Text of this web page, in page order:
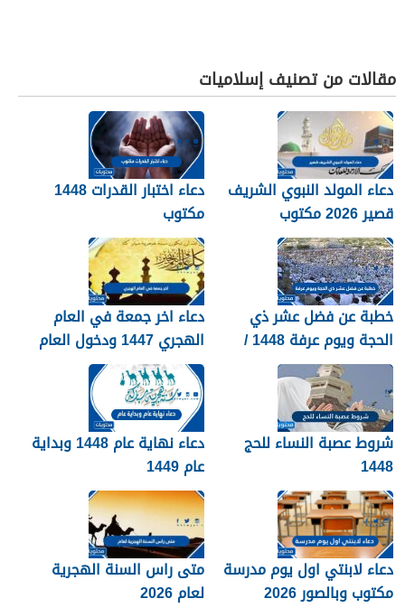
مقالات من تصنيف إسلاميات
دعاء المولد النبوي الشريف
قصير 2026 مكتوب
دعاء اختبار القدرات 1448
مكتوب
خطبة عن فضل عشر ذي
الحجة ويوم عرفة 1448 /
2026
دعاء اخر جمعة في العام
الهجري 1447 ودخول العام
الجديد 1448
شروط عصبة النساء للحج
1448
دعاء نهاية عام 1448 وبداية
عام 1449
دعاء لابنتي اول يوم مدرسة
مكتوب وبالصور 2026
متى راس السنة الهجرية
لعام 2026